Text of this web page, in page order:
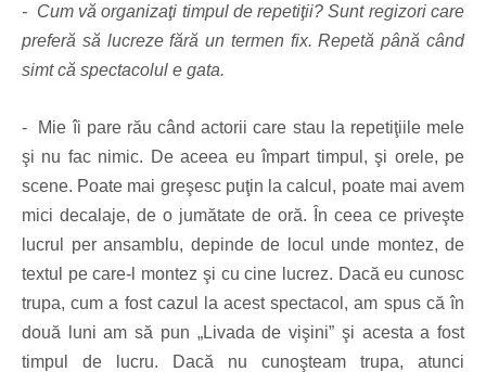
- Cum vă organizaţi timpul de repetiţii? Sunt regizori care
preferă să lucreze fără un termen fix. Repetă până când
simt că spectacolul e gata.
- Mie îi pare rău când actorii care stau la repetiţiile mele
şi nu fac nimic. De aceea eu împart timpul, şi orele, pe
scene. Poate mai greşesc puţin la calcul, poate mai avem
mici decalaje, de o jumătate de oră. În ceea ce priveşte
lucrul per ansamblu, depinde de locul unde montez, de
textul pe care-l montez şi cu cine lucrez. Dacă eu cunosc
trupa, cum a fost cazul la acest spectacol, am spus că în
două luni am să pun „Livada de vişini” şi acesta a fost
timpul de lucru. Dacă nu cunoşteam trupa, atunci